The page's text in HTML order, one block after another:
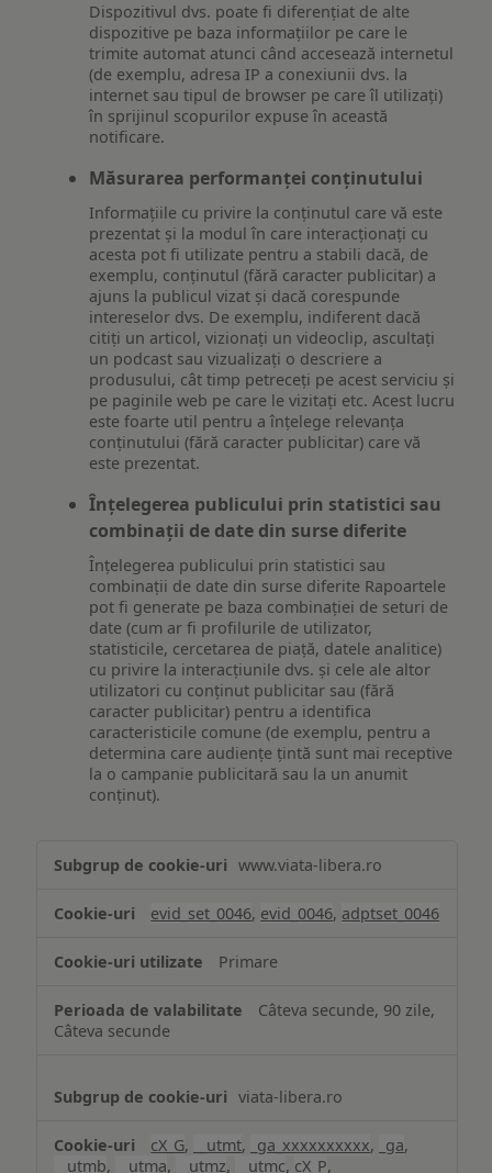
Dispozitivul dvs. poate fi diferențiat de alte
dispozitive pe baza informațiilor pe care le
trimite automat atunci când accesează internetul
(de exemplu, adresa IP a conexiunii dvs. la
internet sau tipul de browser pe care îl utilizați)
în sprijinul scopurilor expuse în această
notificare.
Măsurarea performanței conținutului
Informațiile cu privire la conținutul care vă este
prezentat și la modul în care interacționați cu
acesta pot fi utilizate pentru a stabili dacă, de
exemplu, conținutul (fără caracter publicitar) a
ajuns la publicul vizat și dacă corespunde
intereselor dvs. De exemplu, indiferent dacă
citiți un articol, vizionați un videoclip, ascultați
un podcast sau vizualizați o descriere a
produsului, cât timp petreceți pe acest serviciu și
pe paginile web pe care le vizitați etc. Acest lucru
este foarte util pentru a înțelege relevanța
conținutului (fără caracter publicitar) care vă
este prezentat.
Înțelegerea publicului prin statistici sau
combinații de date din surse diferite
Înțelegerea publicului prin statistici sau
combinații de date din surse diferite Rapoartele
pot fi generate pe baza combinației de seturi de
date (cum ar fi profilurile de utilizator,
statisticile, cercetarea de piață, datele analitice)
cu privire la interacțiunile dvs. și cele ale altor
utilizatori cu conținut publicitar sau (fără
caracter publicitar) pentru a identifica
caracteristicile comune (de exemplu, pentru a
determina care audiențe țintă sunt mai receptive
la o campanie publicitară sau la un anumit
conținut).
www.viata-libera.ro
evid_set_0046, evid_0046, adptset_0046
Primare
Câteva secunde, 90 zile,
Câteva secunde
viata-libera.ro
cX_G, __utmt, _ga_xxxxxxxxxx, _ga,
__utmb, __utma, __utmz, __utmc, cX_P,